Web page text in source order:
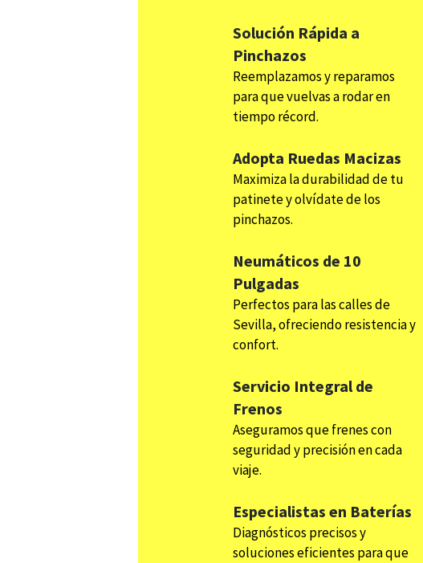
Solución Rápida a
Pinchazos
Reemplazamos y reparamos
para que vuelvas a rodar en
tiempo récord.
Adopta Ruedas Macizas
Maximiza la durabilidad de tu
patinete y olvídate de los
pinchazos.
Neumáticos de 10
Pulgadas
Perfectos para las calles de
Sevilla, ofreciendo resistencia y
confort.
Servicio Integral de
Frenos
Aseguramos que frenes con
seguridad y precisión en cada
viaje.
Especialistas en Baterías
Diagnósticos precisos y
soluciones eficientes para que